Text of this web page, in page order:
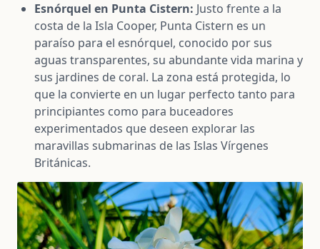
Esnórquel en Punta Cistern: Justo frente a la
costa de la Isla Cooper, Punta Cistern es un
paraíso para el esnórquel, conocido por sus
aguas transparentes, su abundante vida marina y
sus jardines de coral. La zona está protegida, lo
que la convierte en un lugar perfecto tanto para
principiantes como para buceadores
experimentados que deseen explorar las
maravillas submarinas de las Islas Vírgenes
Británicas.